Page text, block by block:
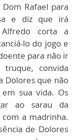
Rafael para
e diz que irá
corta a
lo do jogo e
para não ir
convida
Dolores que não
sua vida. Os
ao sarau da
a madrinha.
de Dolores